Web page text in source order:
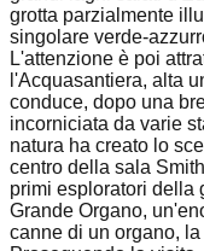
grotta parzialmente
singolare verde-
L'attenzione è poi
l'Acquasantiera, alta
conduce, dopo una
incorniciata da varie
natura ha creato lo
centro della sala
primi esploratori della
Grande Organo,
canne di un organo,